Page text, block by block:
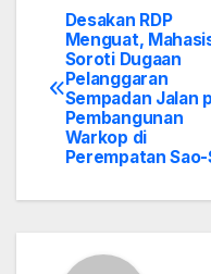
Post
navigation
Desakan RDP
Menguat,
Soroti Dugaan
Pelanggaran
Sempadan Jalan
Pembangunan
Warkop di
Perempatan Sao-